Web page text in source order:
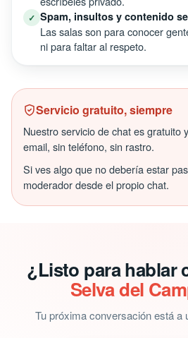
✓ Spam, insultos y contenido
Las salas son para conocer
ni para faltar al respeto.
Servicio gratuito, siempre
Nuestro servicio de chat es gratuito
email, sin teléfono, sin rastro.
Si ves algo que no debería estar
moderador desde el propio chat.
¿Listo para hablar
Selva del
Tu próxima conversación está a